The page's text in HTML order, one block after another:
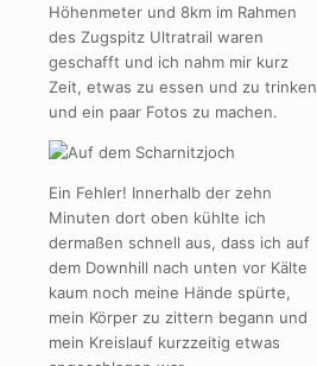
Höhenmeter und 8km im Rahmen
des Zugspitz Ultratrail waren
geschafft und ich nahm mir kurz
Zeit, etwas zu essen und zu trinken
und ein paar Fotos zu machen.
Ein Fehler! Innerhalb der zehn
Minuten dort oben kühlte ich
dermaßen schnell aus, dass ich auf
dem Downhill nach unten vor Kälte
kaum noch meine Hände spürte,
mein Körper zu zittern begann und
mein Kreislauf kurzzeitig etwas